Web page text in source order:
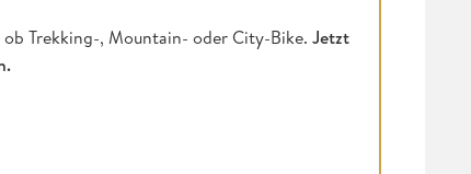
Trekking-, Mountain- oder City-Bike. Jetzt